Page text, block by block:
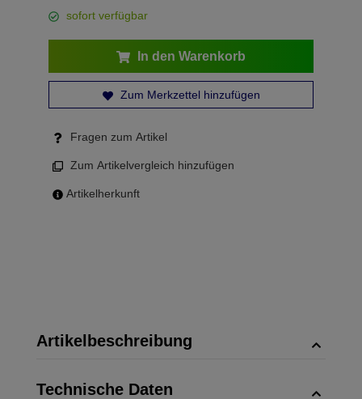
sofort verfügbar
In den Warenkorb
Zum Merkzettel hinzufügen
Fragen zum Artikel
Zum Artikelvergleich hinzufügen
Artikelherkunft
Artikelbeschreibung
Technische Daten